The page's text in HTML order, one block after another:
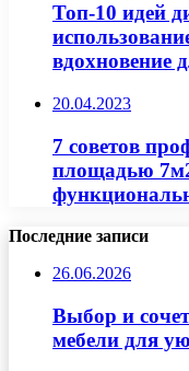
Топ-10 идей
вдохновение
20.04.2023
7 советов
площадью
Последние записи
26.06.2026
Выбор и
мебели для